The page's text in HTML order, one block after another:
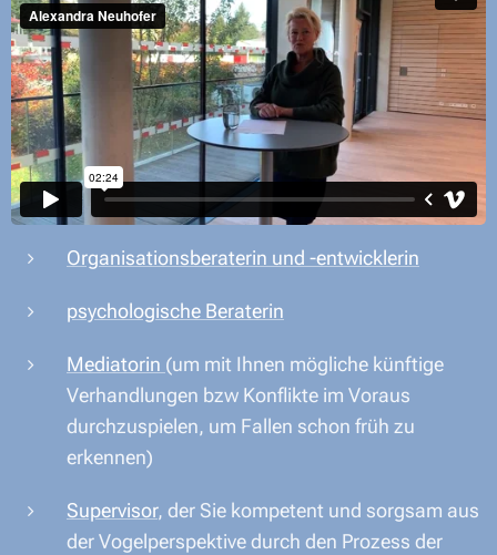
Organisationsberaterin und -entwicklerin
psychologische Beraterin
Mediatorin (um mit Ihnen mögliche künftige
Verhandlungen bzw Konflikte im Voraus
durchzuspielen, um Fallen schon früh zu
erkennen)
Supervisor, der Sie kompetent und sorgsam aus
der Vogelperspektive durch den Prozess der